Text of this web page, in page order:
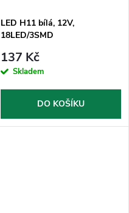
LED H11 bílá, 12V,
18LED/3SMD
137 Kč
Skladem
DO KOŠÍKU